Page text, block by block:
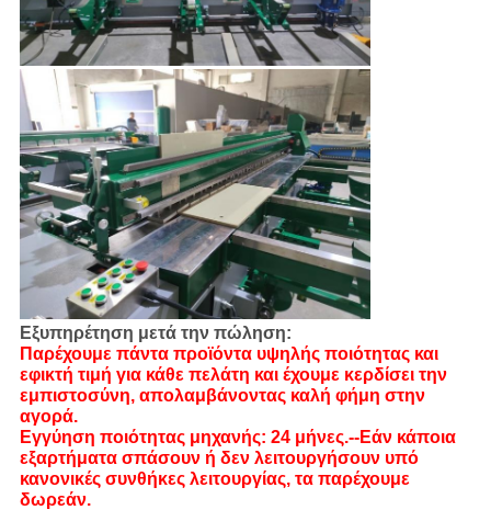
Εξυπηρέτηση μετά την πώληση:
Παρέχουμε πάντα προϊόντα υψηλής ποιότητας και
εφικτή τιμή για κάθε πελάτη και έχουμε κερδίσει την
εμπιστοσύνη, απολαμβάνοντας καλή φήμη στην
αγορά.
Εγγύηση ποιότητας μηχανής: 24 μήνες.--Εάν κάποια
εξαρτήματα σπάσουν ή δεν λειτουργήσουν υπό
κανονικές συνθήκες λειτουργίας, τα παρέχουμε
δωρεάν.